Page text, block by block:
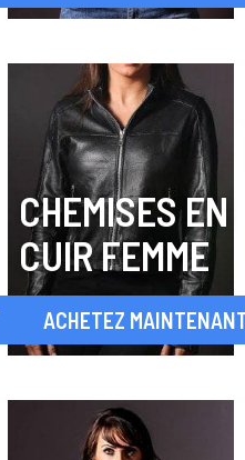
CHEMISES EN
CUIR FEMME
ACHETEZ